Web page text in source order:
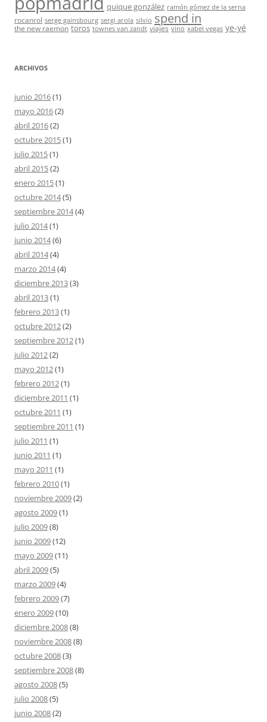
quique gonzález ramón gómez de la serna
rocanrol serge gainsbourg sergi arola silvio spend in
the new raemon toros townes van zandt viajes vino xabel vegas ye-yé
ARCHIVOS
junio 2016(1)
mayo 2016(2)
abril 2016(2)
octubre 2015(1)
julio 2015(1)
abril 2015(2)
enero 2015(1)
octubre 2014(5)
septiembre 2014(4)
julio 2014(1)
junio 2014(6)
abril 2014(4)
marzo 2014(4)
diciembre 2013(3)
abril 2013(1)
febrero 2013(1)
octubre 2012(2)
septiembre 2012(1)
julio 2012(2)
mayo 2012(1)
febrero 2012(1)
diciembre 2011 (1)
octubre 2011 (1)
septiembre 2011 (1)
julio 2011 (1)
junio 2011 (1)
mayo 2011 (1)
febrero 2010(1)
noviembre 2009(2)
agosto 2009(1)
julio 2009(8)
junio 2009(12)
mayo 2009(11)
abril 2009(5)
marzo 2009(4)
febrero 2009(7)
enero 2009(10)
diciembre 2008(8)
noviembre 2008(8)
octubre 2008(3)
septiembre 2008(8)
agosto 2008(5)
julio 2008(5)
junio 2008(2)